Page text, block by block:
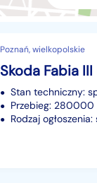
Poznań, wielkopolskie
Skoda Fabia III
Stan techniczny:
Przebieg: 280000
Rodzaj